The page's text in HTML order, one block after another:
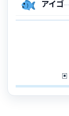
アイゴ
▣